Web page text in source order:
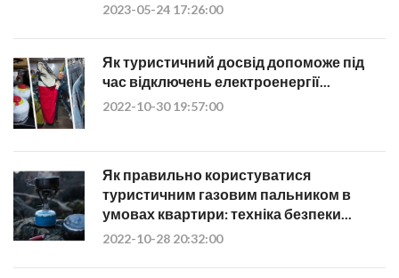
2023-05-24 17:26:00
Як туристичний досвід допоможе під
час відключень електроенергії...
2022-10-30 19:57:00
Як правильно користуватися
туристичним газовим пальником в
умовах квартири: техніка безпеки...
2022-10-28 20:32:00